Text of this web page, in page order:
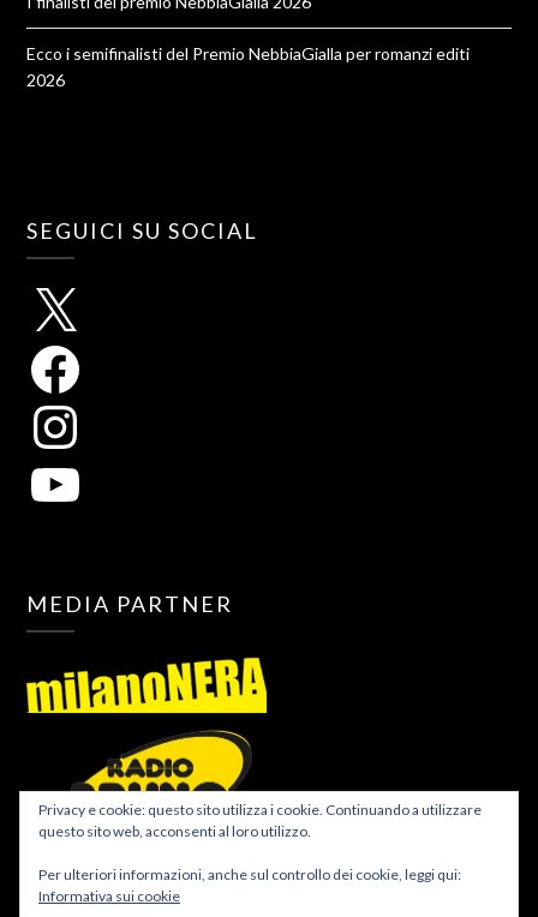
Ecco i semifinalisti del Premio NebbiaGialla per romanzi editi
2026
SEGUICI SU SOCIAL
MEDIA PARTNER
Privacy e cookie: questo sito utilizza i cookie. Continuando a utilizzare
questo sito web, acconsenti al loro utilizzo.
Per ulteriori informazioni, anche sul controllo dei cookie, leggi qui:
Informativa sui cookie